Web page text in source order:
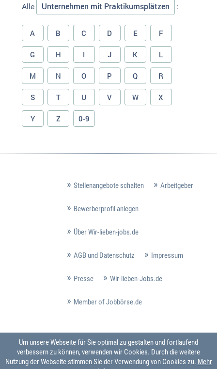
Alle Unternehmen mit Praktikumsplätzen :
A B C D E F
G H I J K L
M N O P Q R
S T U V W X
Y Z 0-9
Stellenangebote schalten Arbeitgeber
Bewerberprofil anlegen
Über Wir-lieben-jobs.de
AGB und Datenschutz Impressum
Presse Wir-lieben-Jobs.de
Member of Jobbörse.de
Um unsere Webseite für Sie optimal zu gestalten und fortlaufend
verbessern zu können, verwenden wir Cookies. Durch die weitere
Nutzung der Webseite stimmen Sie der Verwendung von Cookies zu. Mehr